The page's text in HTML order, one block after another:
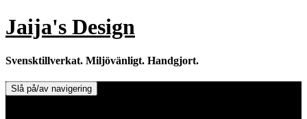
Hoppa
till
Jaija's Design
Svensktillverkat. Miljövänligt. Handgjort.
Slå på/av navigering